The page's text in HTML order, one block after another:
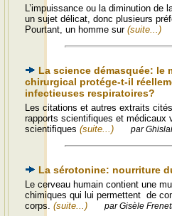
L’impuissance ou la diminution de
un sujet délicat, donc plusieurs
Pourtant, un homme sur (suite...)
La science démasquée: le
chirurgical protége-t-il
infectieuses respiratoires?
Les citations et autres extraits
rapports scientifiques et médicaux
scientifiques (suite...) par
La sérotonine: nourriture
Le cerveau humain contient une
chimiques qui lui permettent de
corps. (suite...) par Gisèle